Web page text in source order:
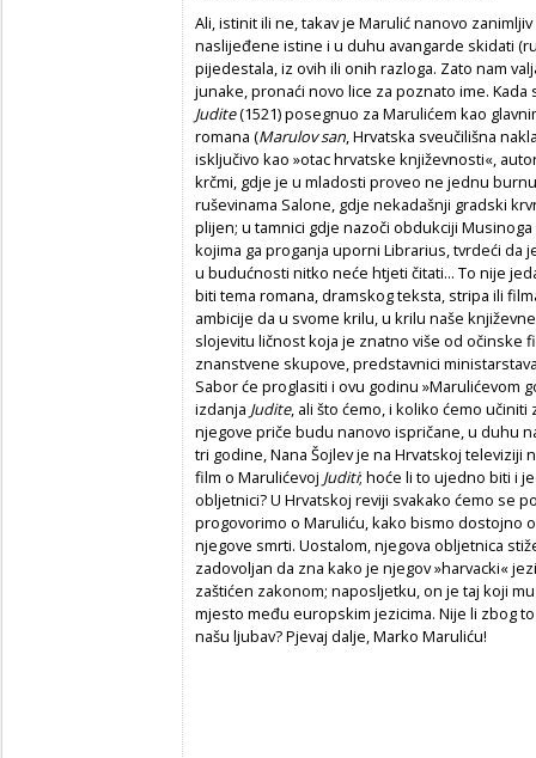
Ali, istinit ili ne, takav je Marulić nanovo
naslijeđene istine i u duhu avangarde skidati
pijedestala, iz ovih ili onih razloga. Zato nam
junake, pronaći novo lice za poznato ime.
Judite(1521) posegnuo za Marulićem kao
romana (Marulov san , Hrvatska sveučilišna
isključivo kao »otac hrvatske književnosti«,
krčmi, gdje je u mladosti proveo ne jednu
ruševinama Salone, gdje nekadašnji gradski
plijen; u tamnici gdje nazoči obdukciji
kojima ga proganja uporni Librarius, tvrdeći da
u budućnosti nitko neće htjeti čitati... To nije
biti tema romana, dramskog teksta, stripa ili
ambicije da u svome krilu, u krilu naše
slojevitu ličnost koja je znatno više od očinske
znanstvene skupove, predstavnici
Sabor će proglasiti i ovu godinu »Marulićevom
izdanja Judite, ali što ćemo, i koliko ćemo učiniti
njegove priče budu nanovo ispričane, u duhu
tri godine, Nana Šojlev je na Hrvatskoj
film o Marulićevoj Juditi; hoće li to ujedno biti i
obljetnici? U Hrvatskoj reviji svakako ćemo se
progovorimo o Maruliću, kako bismo dostojno
njegove smrti. Uostalom, njegova obljetnica
zadovoljan da zna kako je njegov »harvacki«
zaštićen zakonom; naposljetku, on je taj koji
mjesto među europskim jezicima. Nije li zbog
našu ljubav? Pjevaj dalje, Marko Maruliću!